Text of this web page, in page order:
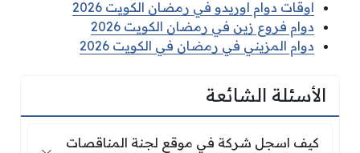
اوقات دوام اوريدو في رمضان الكويت 2026
دوام فروع زين في رمضان الكويت 2026
دوام المزيني في رمضان في الكويت 2026
الأسئلة الشائعة
كيف اسجل شركة في موقع لجنة المناقصات
كيف اسجل شركة في موقع لجنة المناقصات